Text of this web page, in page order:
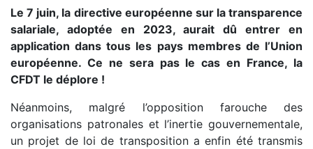
Le 7 juin, la directive européenne sur la transparence
salariale, adoptée en 2023, aurait dû entrer en
application dans tous les pays membres de l’Union
européenne. Ce ne sera pas le cas en France, la
CFDT le déplore !
Néanmoins, malgré l’opposition farouche des
organisations patronales et l’inertie gouvernementale,
un projet de loi de transposition a enfin été transmis